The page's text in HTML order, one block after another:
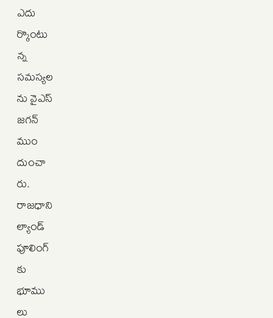
ఎదు
ర్కొంటు
న్న
సమస్యల
ను వైఎస్‌
జగన్
ముం
దుంచా
రు.
రాజధాని
ల్యాండ్
పూలింగ్‌
కు
భూము
లు